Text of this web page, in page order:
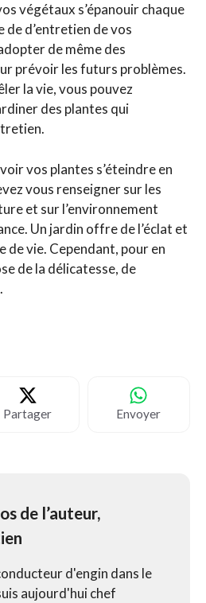
végétaux s’épanouir chaque
de d’entretien de vos
de même des
prévoir les futurs problèmes.
la vie, vous pouvez
des plantes qui
vos plantes s’éteindre en
vous renseigner sur les
et sur l’environnement
Un jardin offre de l’éclat et
de vie. Cependant, pour en
de la délicatesse, de
Partager Envoyer
de l’auteur,
d'engin dans le
aujourd'hui chef